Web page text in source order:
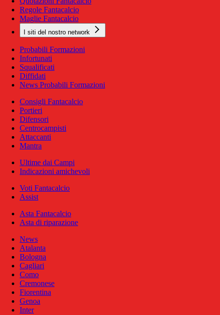
Regole Fantacalcio
Maglie Fantacalcio
I siti del nostro network
Probabili Formazioni
Infortunati
Squalificati
Diffidati
News Probabili Formazioni
Consigli Fantacalcio
Portieri
Difensori
Centrocampisti
Attaccanti
Mantra
Ultime dai Campi
Indicazioni amichevoli
Voti Fantacalcio
Assist
Asta Fantacalcio
Asta di riparazione
News
Atalanta
Bologna
Cagliari
Como
Cremonese
Fiorentina
Genoa
Inter